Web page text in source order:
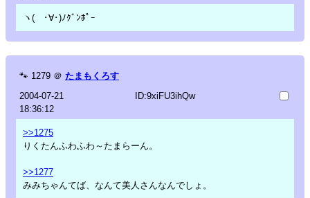
ヽ( ･∀･)ﾉｸﾞﾝﾎﾟｰ
🐾 1279 ＠ たまもくろす
2004-07-21
18:36:12
ID:9xiFU3ihQw
>>1275
りくたんふわふわ～たまらーん。
>>1277
みみちゃんてば、なんて美人さんなんでしょ。